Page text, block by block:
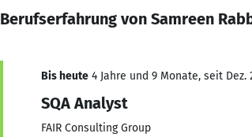
Berufserfahrung von Samreen
Bis heute 4 Jahre und 9 Monate, seit Dez.
SQA Analyst
FAIR Consulting Group